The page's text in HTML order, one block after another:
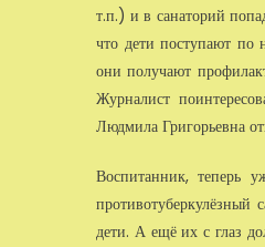
т.п.) и в санаторий
что дети поступают по
они получают
Журналист
Людмила Григорьевна
Воспитанник, теперь
противотуберкулёзный
дети. А ещё их с глаз